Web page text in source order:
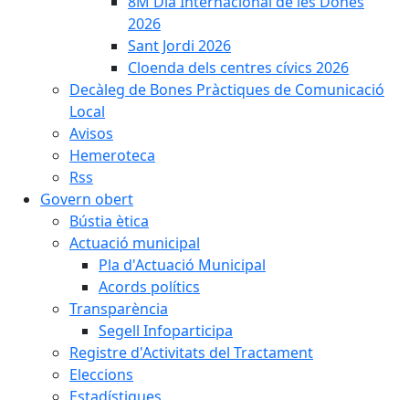
2026
Sant Jordi 2026
Cloenda dels centres cívics 2026
Decàleg de Bones Pràctiques de Comunicació
Local
Avisos
Hemeroteca
Rss
Govern obert
Bústia ètica
Actuació municipal
Pla d'Actuació Municipal
Acords polítics
Transparència
Segell Infoparticipa
Registre d'Activitats del Tractament
Eleccions